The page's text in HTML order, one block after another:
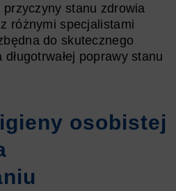
stanu zdrowia
różnymi specjalistami
do skutecznego
poprawy stanu
osobistej